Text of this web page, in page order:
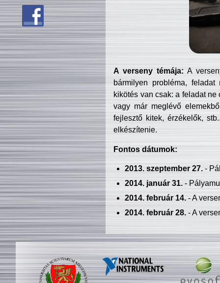
A verseny témája: A
bármilyen probléma, feladat
kikötés van csak: a feladat
vagy már meglévő
fejlesztő kitek, érzékelők,
elkészítenie.
Fontos dátumok:
2013. szeptember 27.-
2014. január 31.-
2014. február 14.- A
2014. február 28.- A